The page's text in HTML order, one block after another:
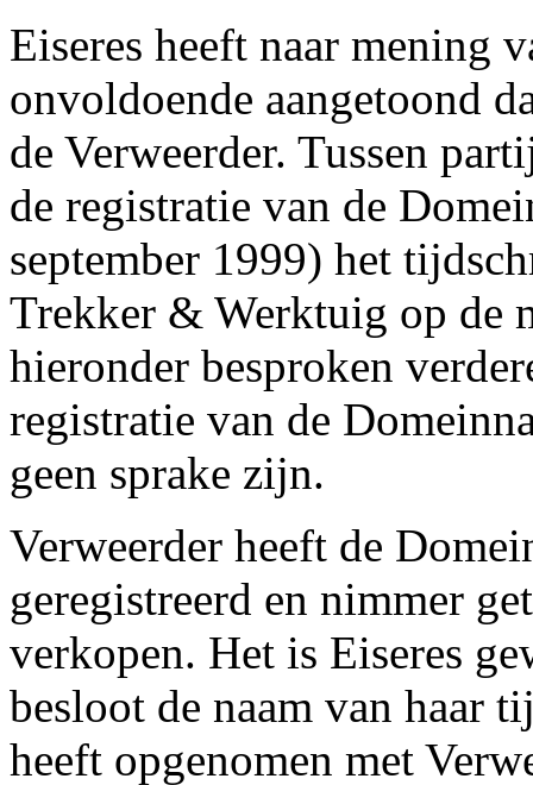
Eiseres heeft naar mening
onvoldoende aangetoond
de Verweerder. Tussen
de registratie van de
september 1999) het
Trekker & Werktuig op de
hieronder besproken
registratie van de
geen sprake zijn.
Verweerder heeft de
geregistreerd en nimmer
verkopen. Het is Eiseres
besloot de naam van haar
heeft opgenomen met